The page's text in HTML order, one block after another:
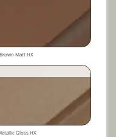
Matt HX
Gloss HX